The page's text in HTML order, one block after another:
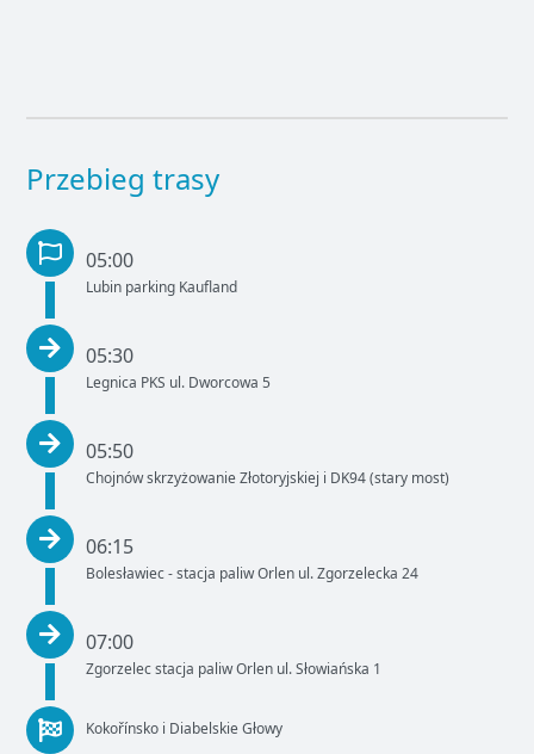
Przebieg trasy
05:00
Lubin parking Kaufland
05:30
Legnica PKS ul. Dworcowa 5
05:50
Chojnów skrzyżowanie Złotoryjskiej i DK94 (stary most)
06:15
Bolesławiec - stacja paliw Orlen ul. Zgorzelecka 24
07:00
Zgorzelec stacja paliw Orlen ul. Słowiańska 1
Kokořínsko i Diabelskie Głowy